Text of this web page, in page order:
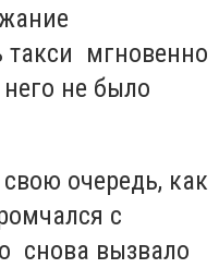
такси мгновенно
не было
очередь, как
с
снова вызвало